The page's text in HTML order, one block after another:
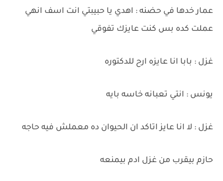
عمار خدها في حضنه : اهدي يا حبيبتي انت اسف انهي
عملت كده بس كنت عايزك تفوقي
غزل : بابا انا عايزه ارح للدكتوره
يونس : انتي تعبانه خاسه بايه
غزل : لا انا عايز اتاكد ان الحيوان ده معملش فيه حاجه
حازم بيقرب من غزل ادم بيمنعه